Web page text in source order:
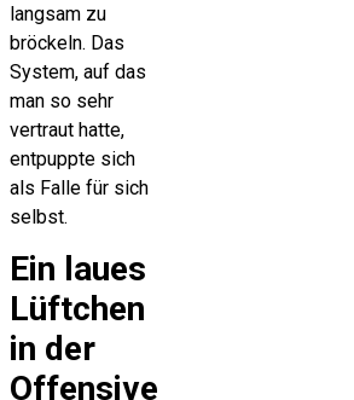
langsam zu
bröckeln. Das
System, auf das
man so sehr
vertraut hatte,
entpuppte sich
als Falle für sich
selbst.
Ein laues
Lüftchen
in der
Offensive